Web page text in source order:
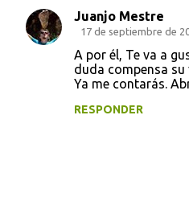
Juanjo Mestre
17 de septiembre de
A por él, Te va a
duda compensa
Ya me contarás.
RESPONDER